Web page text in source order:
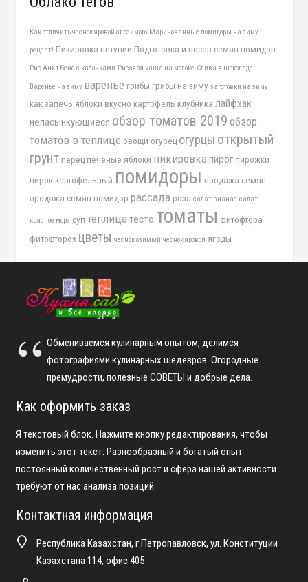
Как отличить чеснок яровой от озимого Маринованные помидоры на зиму
рецепт! Пикировка петунии Подготовка и посев семян помидор
Рис Анкл Бенс с кабачками Рисовая каша на молоке Слива в шоколаде!
Варенье на зиму варенье грибы грибы на зиму заготовки на зиму
как запечь яблоки вкусно картофель клубника лайфхак
непасынкующиеся обзор томатов 2019 обзор
томатов в теплице овощи огурец огурцы открытый
грунт перец печеные яблоки пикировка пирог пирожки
пирок картофельный помидоры продажа семян
продажа семян помидор рассада роза салат ананас салат
красное море суп теплица тесто томаты фитофтора
фитофтороз цветы чеснок озимый чеснок яровой ягоды
Обмениваемся кулинарным опытом, делимся
фотографиями кулинарных шедевров. Огородные
премудрости, полезные СОВЕТЫ и добрые дела.
Как оформить заказ
Я текстовый блок. Нажмите кнопку редактирования, чтобы
изменить этот текст. Разнообразный и богатый опыт
постоянный количественный рост и сфера нашей активности
требуют от нас анализа позиций.
Контактная информация
Республика Казахстан, г.Петропавловск, ул. Конституции
Казахстана 114, офис 405